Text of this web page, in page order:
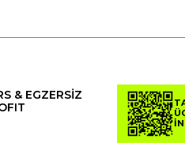
& EGZERSİZ